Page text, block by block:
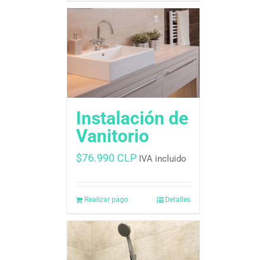
Instalación de
Vanitorio
$76.990 CLP IVA incluido
Realizar pago Detalles